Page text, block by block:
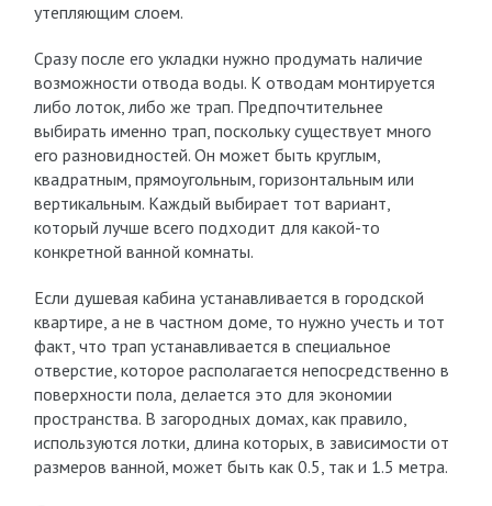
утепляющим слоем.
Сразу после его укладки нужно продумать наличие
возможности отвода воды. К отводам монтируется
либо лоток, либо же трап. Предпочтительнее
выбирать именно трап, поскольку существует много
его разновидностей. Он может быть круглым,
квадратным, прямоугольным, горизонтальным или
вертикальным. Каждый выбирает тот вариант,
который лучше всего подходит для какой-то
конкретной ванной комнаты.
Если душевая кабина устанавливается в городской
квартире, а не в частном доме, то нужно учесть и тот
факт, что трап устанавливается в специальное
отверстие, которое располагается непосредственно в
поверхности пола, делается это для экономии
пространства. В загородных домах, как правило,
используются лотки, длина которых, в зависимости от
размеров ванной, может быть как 0.5, так и 1.5 метра.